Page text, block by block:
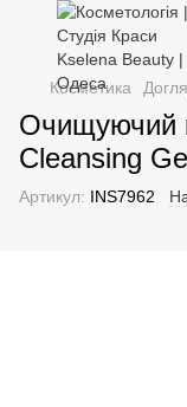
Косметика
Очищуючий
Cleansing
Артикул: INS7962